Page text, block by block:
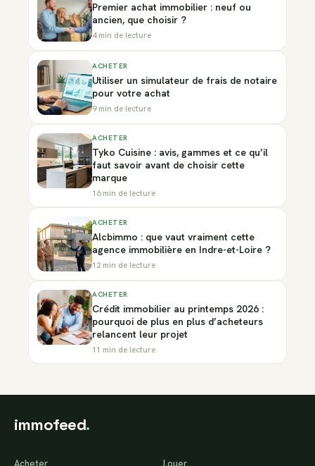
Premier achat immobilier : neuf ou
ancien, que choisir ?
4 min de lecture
ACHETER
Utiliser un simulateur de frais de notaire
pour votre achat
9 min de lecture
ACHETER
Tyko Cuisine : avis, gammes et ce qu’il
faut savoir avant de choisir cette
marque
16 min de lecture
ACHETER
Alcbimmo : que vaut vraiment cette
agence immobilière en Indre-et-Loire ?
12 min de lecture
ACHETER
Crédit immobilier au printemps 2026 :
pourquoi de plus en plus d’acheteurs
relancent leur projet
11 min de lecture
immofeed.